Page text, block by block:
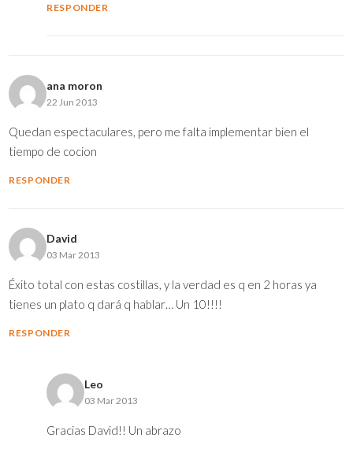
RESPONDER
ana moron
22 Jun 2013
Quedan espectaculares, pero me falta implementar bien el
tiempo de cocion
RESPONDER
David
03 Mar 2013
Éxito total con estas costillas, y la verdad es q en 2 horas ya
tienes un plato q dará q hablar… Un 10!!!!
RESPONDER
Leo
03 Mar 2013
Gracias David!! Un abrazo